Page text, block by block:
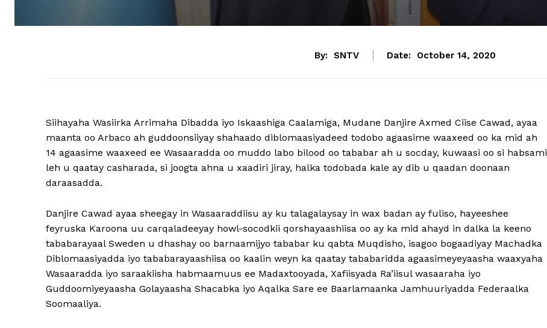
By: SNTV Date: October 14, 2020
Siihayaha Wasiirka Arrimaha Dibadda iyo Iskaashiga Caalamiga, Mudane Danjire Axmed Ciise Cawad, ayaa
maanta oo Arbaco ah guddoonsiiyay shahaado diblomaasiyadeed todobo agaasime waaxeed oo ka mid ah
14 agaasime waaxeed ee Wasaaradda oo muddo labo bilood oo tababar ah u socday, kuwaasi oo si habsami
leh u qaatay casharada, si joogta ahna u xaadiri jiray, halka todobada kale ay dib u qaadan doonaan
daraasadda.
Danjire Cawad ayaa sheegay in Wasaaraddiisu ay ku talagalaysay in wax badan ay fuliso, hayeeshee
feyruska Karoona uu carqaladeeyay howl-socodkii qorshayaashiisa oo ay ka mid ahayd in dalka la keeno
tababarayaal Sweden u dhashay oo barnaamijyo tababar ku qabta Muqdisho, isagoo bogaadiyay Machadka
Diblomaasiyadda iyo tababarayaashiisa oo kaalin weyn ka qaatay tababaridda agaasimeyeyaasha waaxyaha
Wasaaradda iyo saraakiisha habmaamuus ee Madaxtooyada, Xafiisyada Ra’iisul wasaaraha iyo
Guddoomiyeyaasha Golayaasha Shacabka iyo Aqalka Sare ee Baarlamaanka Jamhuuriyadda Federaalka
Soomaaliya.